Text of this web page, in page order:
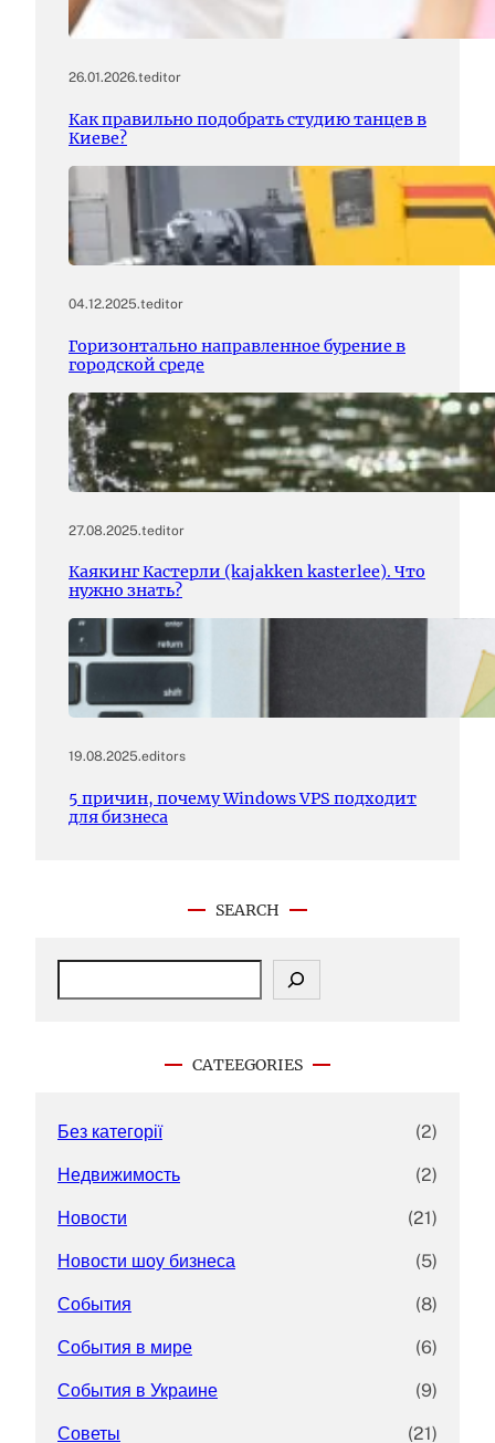
26.01.2026.teditor
Как правильно подобрать студию танцев в
Киеве?
04.12.2025.teditor
Горизонтально направленное бурение в
городской среде
27.08.2025.teditor
Каякинг Кастерли (kajakken kasterlee). Что
нужно знать?
19.08.2025.editors
5 причин, почему Windows VPS подходит
для бизнеса
SEARCH
CATEEGORIES
Без категорії (2)
Недвижимость (2)
Новости (21)
Новости шоу бизнеса (5)
События (8)
События в мире (6)
События в Украине (9)
Советы (21)